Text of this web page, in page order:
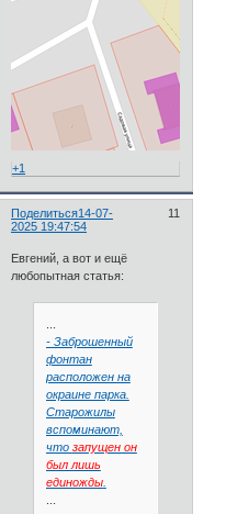
+1
Поделиться 11
14-07-
2025 19:47:54
Евгений, а вот и ещё
любопытная статья:
- Заброшенный
фонтан
расположен на
окраине парка.
Старожилы
вспоминают,
что запущен он
был лишь
единожды.